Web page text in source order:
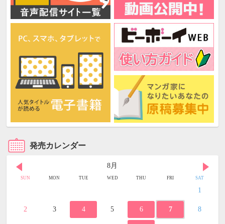
発売カレンダー
8月
SUN MON TUE WED THU FRI SAT
1
2 3 4 5 6 7 8